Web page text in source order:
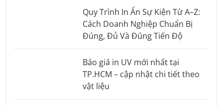
Quy Trình In Ấn Sự Kiện Từ A–Z:
Cách Doanh Nghiệp Chuẩn Bị
Đúng, Đủ Và Đúng Tiến Độ
Báo giá in UV mới nhất tại
TP.HCM – cập nhật chi tiết theo
vật liệu